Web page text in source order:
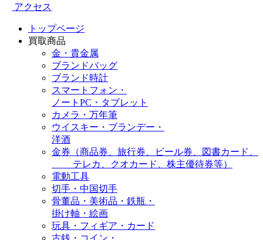
アクセス
トップページ
買取商品
金・貴金属
ブランドバッグ
ブランド時計
スマートフォン・
ノートPC・タブレット
カメラ・万年筆
ウイスキー・ブランデー・
洋酒
金券（商品券、旅行券、ビール券、図書カード、
テレカ、クオカード、株主優待券等）
電動工具
切手・中国切手
骨董品・美術品・鉄瓶・
掛け軸・絵画
玩具・フィギア・カード